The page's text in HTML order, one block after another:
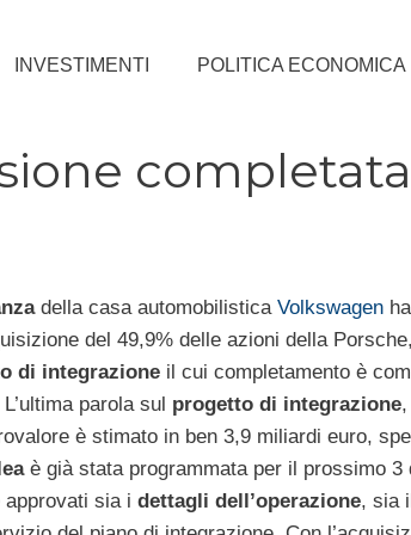
INVESTIMENTI POLITICA ECONOMICA
completata
della casa automobilistica Volkswagenha
del 49,9% delle azioni della Porsche,
di integrazioneil cui completamento è
parola sul progetto di integrazione,
è stimato in ben 3,9 miliardi euro,
è già stata programmata per il prossimo 3
approvati sia i dettagli dell’operazione, sia